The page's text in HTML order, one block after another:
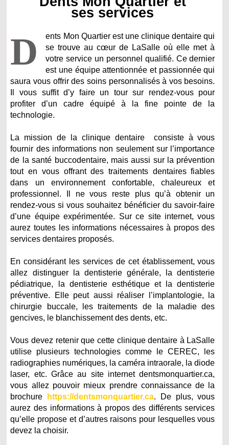
ses services
D
ents Mon Quartier est une clinique dentaire qui
se trouve au cœur de LaSalle où elle met à
votre service un personnel qualifié. Ce dernier
est une équipe attentionnée et passionnée qui
saura vous offrir des soins personnalisés à vos besoins.
Il vous suffit d’y faire un tour sur rendez-vous pour
profiter d’un cadre équipé à la fine pointe de la
technologie.
La mission de la clinique dentaire consiste à vous
fournir des informations non seulement sur l’importance
de la santé buccodentaire, mais aussi sur la prévention
tout en vous offrant des traitements dentaires fiables
dans un environnement confortable, chaleureux et
professionnel. Il ne vous reste plus qu’à obtenir un
rendez-vous si vous souhaitez bénéficier du savoir-faire
d’une équipe expérimentée. Sur ce site internet, vous
aurez toutes les informations nécessaires à propos des
services dentaires proposés.
En considérant les services de cet établissement, vous
allez distinguer la dentisterie générale, la dentisterie
pédiatrique, la dentisterie esthétique et la dentisterie
préventive. Elle peut aussi réaliser l’implantologie, la
chirurgie buccale, les traitements de la maladie des
gencives, le blanchissement des dents, etc.
Vous devez retenir que cette clinique dentaire à LaSalle
utilise plusieurs technologies comme le CEREC, les
radiographies numériques, la caméra intraorale, la diode
laser, etc. Grâce au site internet dentsmonquartier.ca,
vous allez pouvoir mieux prendre connaissance de la
brochure
https://dentsmonquartier.ca. De plus, vous
aurez des informations à propos des différents services
qu’elle propose et d’autres raisons pour lesquelles vous
devez la choisir.